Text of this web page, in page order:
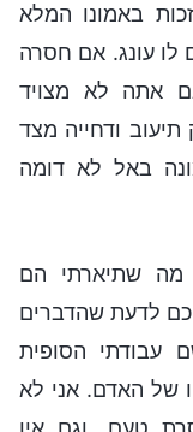
באמונו המלא
עונג. אם חסרה
אתה לא מצויד
ודחייה מצד
באל לא דומה
שתיארתי הם
לדעת שהדברים
עבודתי הסופית
של האדם. אני לא